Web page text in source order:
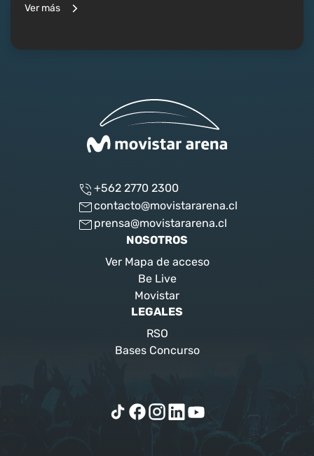
Ver más
+562 2770 2300
contacto@movistararena.cl
prensa@movistararena.cl
NOSOTROS
Ver Mapa de acceso
Be Live
Movistar
LEGALES
RSO
Bases Concurso